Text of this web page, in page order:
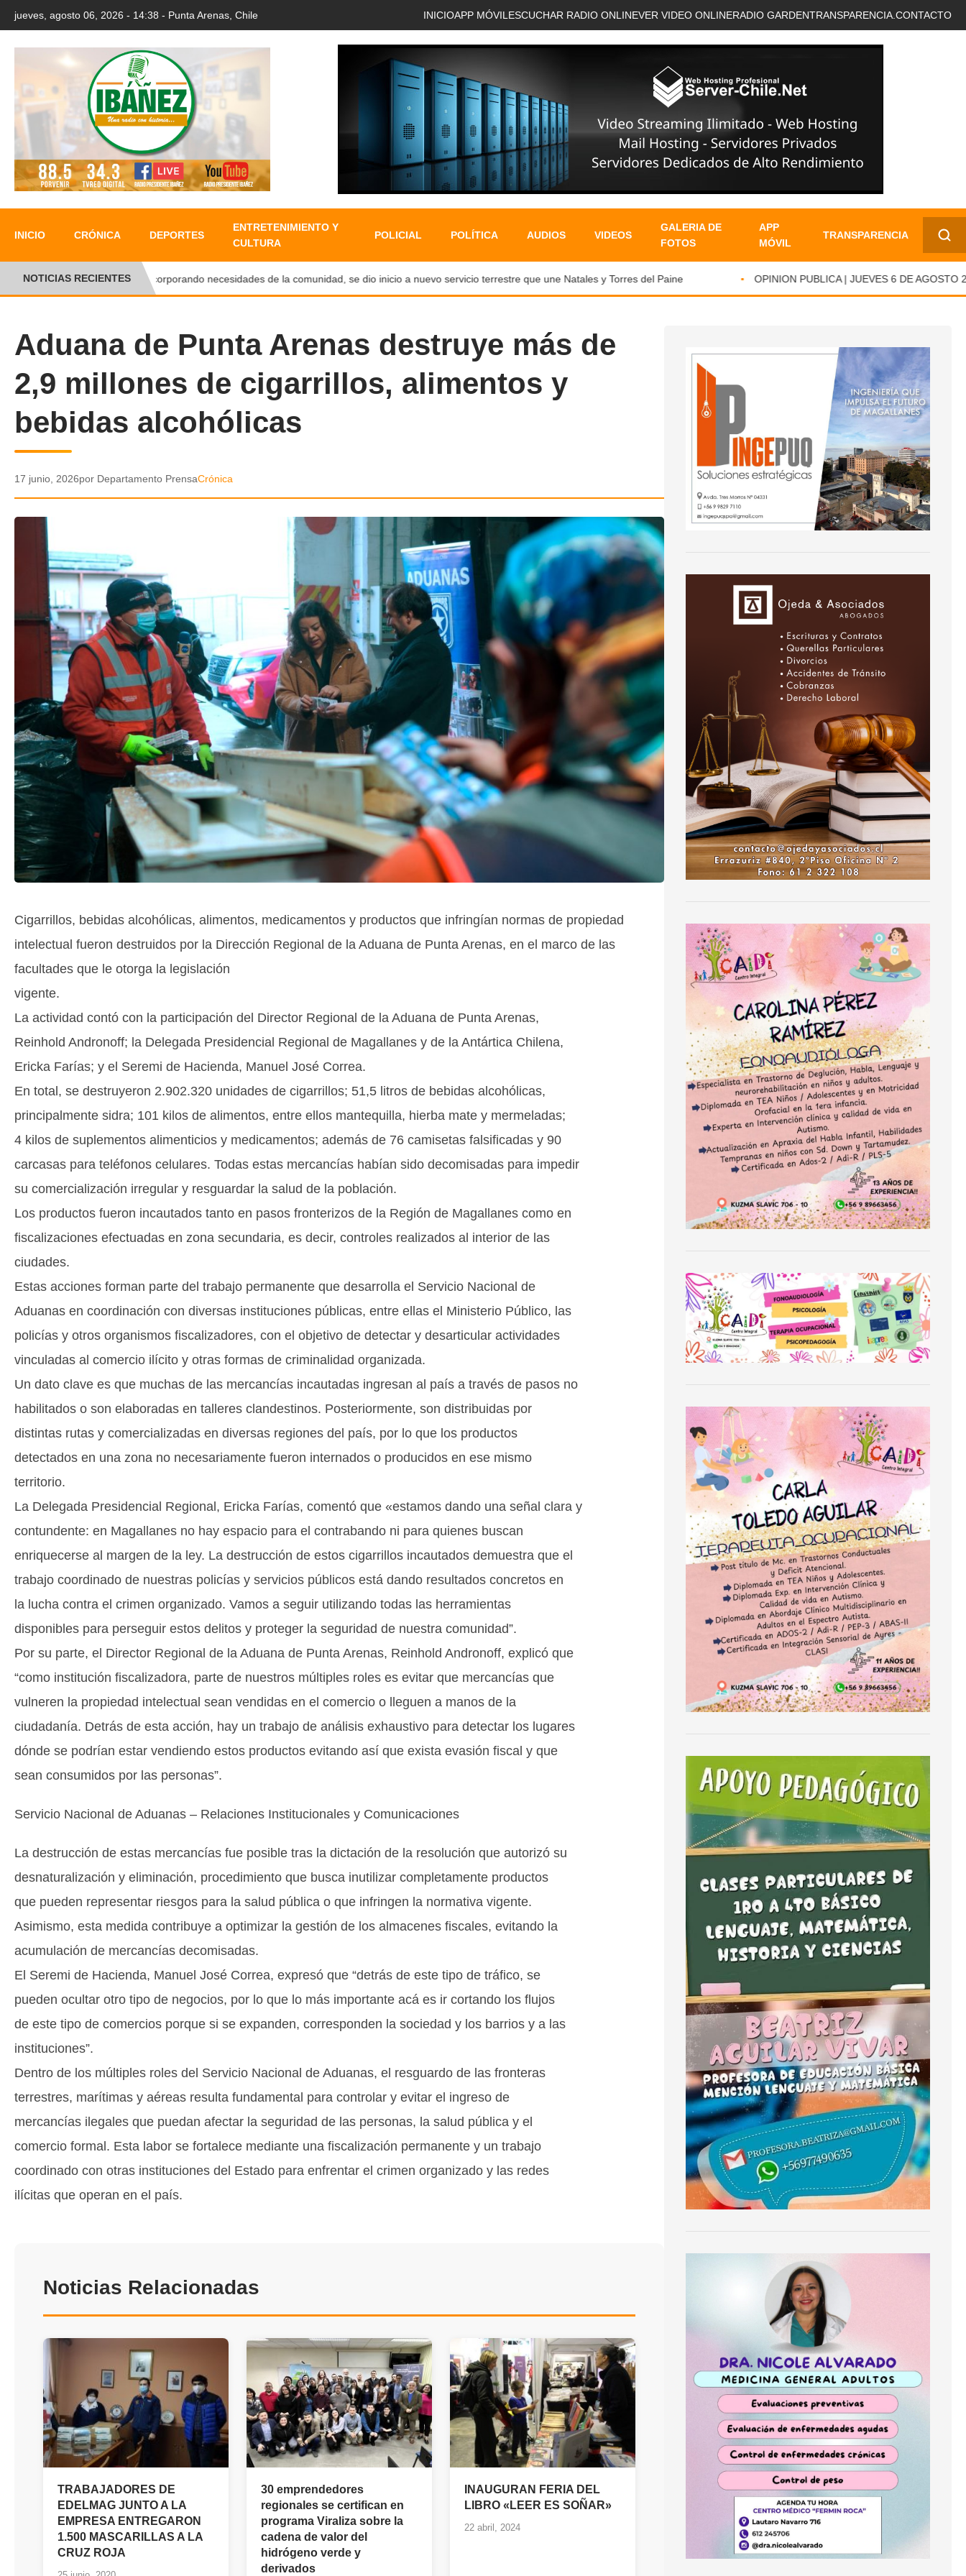
jueves, agosto 06, 2026 - 14:38 - Punta Arenas, Chile INICIOAPP MÓVIL ESCUCHAR RADIO ONLINEVER VIDEO ONLINERADIO GARDENTRANSPARENCIA. CONTACTO
INICIO CRÓNICA DEPORTES
ENTRETENIMIENTO Y
CULTURA
POLICIAL POLÍTICA AUDIOS VIDEOS
GALERIA DE
FOTOS
APP
MÓVIL
TRANSPARENCIA
✕
NOTICIAS RECIENTESIncorporando necesidades de la comunidad, se dio inicio a nuevo servicio terrestre que une Natales y Torres del Paine OPINION PUBLICA | JUEVES 6 DE AGOSTO
Aduana de Punta Arenas destruye más de
2,9 millones de cigarrillos, alimentos y
bebidas alcohólicas
17 junio, 2026por Departamento PrensaCrónica
Cigarrillos, bebidas alcohólicas, alimentos, medicamentos y productos que infringían normas de propiedad
intelectual fueron destruidos por la Dirección Regional de la Aduana de Punta Arenas, en el marco de las
facultades que le otorga la legislación
vigente.
La actividad contó con la participación del Director Regional de la Aduana de Punta Arenas,
Reinhold Andronoff; la Delegada Presidencial Regional de Magallanes y de la Antártica Chilena,
Ericka Farías; y el Seremi de Hacienda, Manuel José Correa.
En total, se destruyeron 2.902.320 unidades de cigarrillos; 51,5 litros de bebidas alcohólicas,
principalmente sidra; 101 kilos de alimentos, entre ellos mantequilla, hierba mate y mermeladas;
4 kilos de suplementos alimenticios y medicamentos; además de 76 camisetas falsificadas y 90
carcasas para teléfonos celulares. Todas estas mercancías habían sido decomisadas para impedir
su comercialización irregular y resguardar la salud de la población.
Los productos fueron incautados tanto en pasos fronterizos de la Región de Magallanes como en
fiscalizaciones efectuadas en zona secundaria, es decir, controles realizados al interior de las
ciudades.
Estas acciones forman parte del trabajo permanente que desarrolla el Servicio Nacional de
Aduanas en coordinación con diversas instituciones públicas, entre ellas el Ministerio Público, las
policías y otros organismos fiscalizadores, con el objetivo de detectar y desarticular actividades
vinculadas al comercio ilícito y otras formas de criminalidad organizada.
Un dato clave es que muchas de las mercancías incautadas ingresan al país a través de pasos no
habilitados o son elaboradas en talleres clandestinos. Posteriormente, son distribuidas por
distintas rutas y comercializadas en diversas regiones del país, por lo que los productos
detectados en una zona no necesariamente fueron internados o producidos en ese mismo
territorio.
La Delegada Presidencial Regional, Ericka Farías, comentó que «estamos dando una señal clara y
contundente: en Magallanes no hay espacio para el contrabando ni para quienes buscan
enriquecerse al margen de la ley. La destrucción de estos cigarrillos incautados demuestra que el
trabajo coordinado de nuestras policías y servicios públicos está dando resultados concretos en
la lucha contra el crimen organizado. Vamos a seguir utilizando todas las herramientas
disponibles para perseguir estos delitos y proteger la seguridad de nuestra comunidad”.
Por su parte, el Director Regional de la Aduana de Punta Arenas, Reinhold Andronoff, explicó que
“como institución fiscalizadora, parte de nuestros múltiples roles es evitar que mercancías que
vulneren la propiedad intelectual sean vendidas en el comercio o lleguen a manos de la
ciudadanía. Detrás de esta acción, hay un trabajo de análisis exhaustivo para detectar los lugares
dónde se podrían estar vendiendo estos productos evitando así que exista evasión fiscal y que
sean consumidos por las personas”.
Servicio Nacional de Aduanas – Relaciones Institucionales y Comunicaciones
La destrucción de estas mercancías fue posible tras la dictación de la resolución que autorizó su
desnaturalización y eliminación, procedimiento que busca inutilizar completamente productos
que pueden representar riesgos para la salud pública o que infringen la normativa vigente.
Asimismo, esta medida contribuye a optimizar la gestión de los almacenes fiscales, evitando la
acumulación de mercancías decomisadas.
El Seremi de Hacienda, Manuel José Correa, expresó que “detrás de este tipo de tráfico, se
pueden ocultar otro tipo de negocios, por lo que lo más importante acá es ir cortando los flujos
de este tipo de comercios porque si se expanden, corresponden la sociedad y los barrios y a las
instituciones”.
Dentro de los múltiples roles del Servicio Nacional de Aduanas, el resguardo de las fronteras
terrestres, marítimas y aéreas resulta fundamental para controlar y evitar el ingreso de
mercancías ilegales que puedan afectar la seguridad de las personas, la salud pública y el
comercio formal. Esta labor se fortalece mediante una fiscalización permanente y un trabajo
coordinado con otras instituciones del Estado para enfrentar el crimen organizado y las redes
ilícitas que operan en el país.
Noticias Relacionadas
TRABAJADORES DE
EDELMAG JUNTO A LA
EMPRESA ENTREGARON
1.500 MASCARILLAS A LA
CRUZ ROJA
30 emprendedores
regionales se certifican en
programa Viraliza sobre la
cadena de valor del
hidrógeno verde y
derivados
INAUGURAN FERIA DEL
LIBRO «LEER ES SOÑAR»
22 abril, 2024